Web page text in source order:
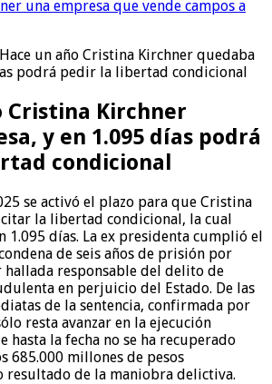
una empresa que vende campos a
Hace un año Cristina Kirchner quedaba
podrá pedir la libertad condicional
Cristina Kirchner
y en 1.095 días podrá
condicional
se activó el plazo para que Cristina
la libertad condicional, la cual
1.095 días. La ex presidenta cumplió el
de seis años de prisión por
responsable del delito de
en perjuicio del Estado. De las
de la sentencia, confirmada por
resta avanzar en la ejecución
hasta la fecha no se ha recuperado
685.000 millones de pesos
resultado de la maniobra delictiva.